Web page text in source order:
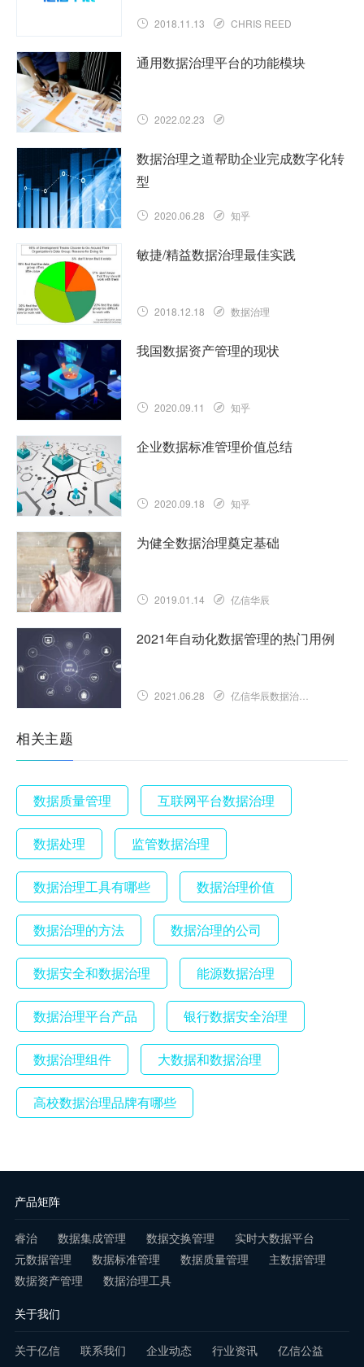
2018.11.13 CHRIS REED
通用数据治理平台的功能模块
2022.02.23
数据治理之道帮助企业完成数字化转
型
2020.06.28 知乎
敏捷/精益数据治理最佳实践
2018.12.18 数据治理
我国数据资产管理的现状
2020.09.11 知乎
企业数据标准管理价值总结
2020.09.18 知乎
为健全数据治理奠定基础
2019.01.14 亿信华辰
2021年自动化数据管理的热门用例
2021.06.28 亿信华辰数据治理知识库
相关主题
数据质量管理 互联网平台数据治理
数据处理 监管数据治理
数据治理工具有哪些 数据治理价值
数据治理的方法 数据治理的公司
数据安全和数据治理 能源数据治理
数据治理平台产品 银行数据安全治理
数据治理组件 大数据和数据治理
高校数据治理品牌有哪些
产品矩阵
睿治 数据集成管理 数据交换管理
实时大数据平台
元数据管理
数据标准管理 数据质量管理
主数据管理
数据资产管理
数据治理工具
关于我们
关于亿信 联系我们 企业动态 行业资讯 亿信公益